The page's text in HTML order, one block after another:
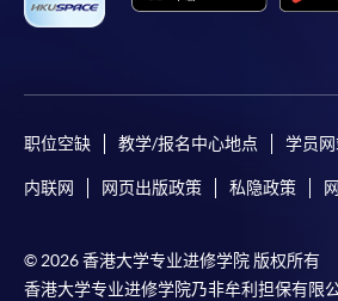
职位空缺 教学/报名中心地点 学员
内联网 网页出版政策 私隐政策
© 2026 香港大学专业进修学院 版权所有
香港大学专业进修学院乃非牟利担保有限